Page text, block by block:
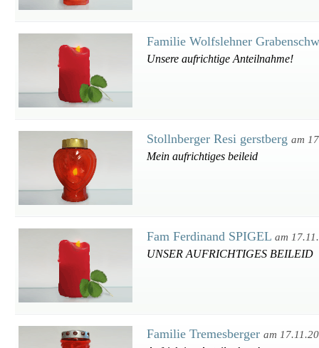
Familie Wolfslehner
Unsere aufrichtige Anteilnahme!
Stollnberger Resi gerstberg am
Mein aufrichtiges beileid
Fam Ferdinand SPIGEL am
UNSER AUFRICHTIGES BEILEID
Familie Tremesberger am